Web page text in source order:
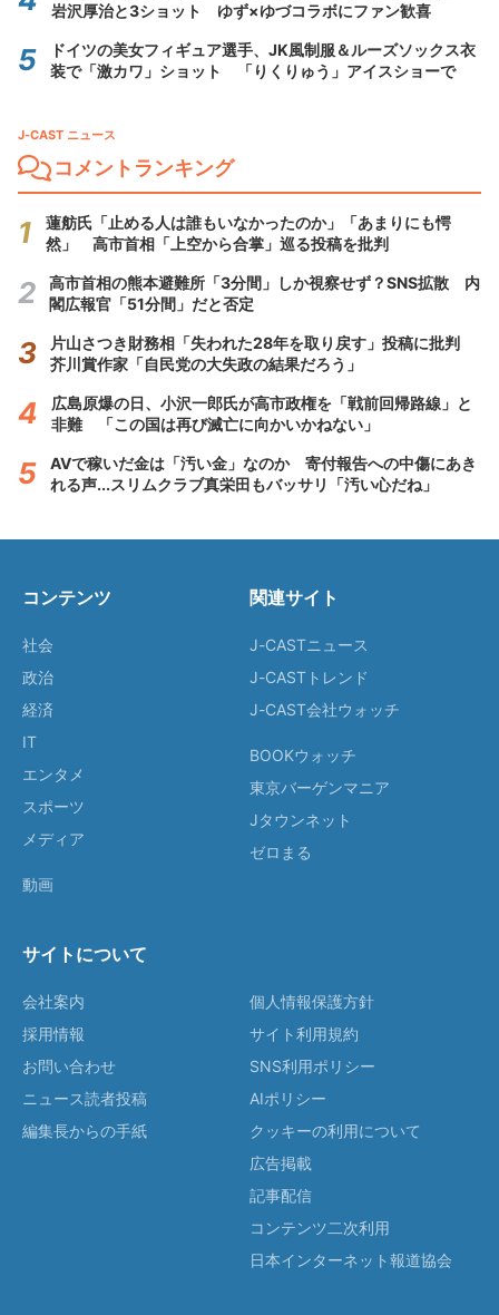
岩沢厚治と3ショット ゆず×ゆづコラボにファン歓喜
ドイツの美女フィギュア選手、JK風制服＆ルーズソックス衣
装で「激カワ」ショット 「りくりゅう」アイスショーで
J-CAST ニュース
コメントランキング
蓮舫氏「止める人は誰もいなかったのか」「あまりにも愕
然」 高市首相「上空から合掌」巡る投稿を批判
高市首相の熊本避難所「3分間」しか視察せず？SNS拡散 内
閣広報官「51分間」だと否定
片山さつき財務相「失われた28年を取り戻す」投稿に批判
芥川賞作家「自民党の大失政の結果だろう」
広島原爆の日、小沢一郎氏が高市政権を「戦前回帰路線」と
非難 「この国は再び滅亡に向かいかねない」
AVで稼いだ金は「汚い金」なのか 寄付報告への中傷にあき
れる声...スリムクラブ真栄田もバッサリ「汚い心だね」
コンテンツ
社会
政治
経済
IT
エンタメ
スポーツ
メディア
動画
関連サイト
J-CASTニュース
J-CASTトレンド
J-CAST会社ウォッチ
BOOKウォッチ
東京バーゲンマニア
Jタウンネット
ゼロまる
サイトについて
会社案内
採用情報
お問い合わせ
ニュース読者投稿
編集長からの手紙
個人情報保護方針
サイト利用規約
SNS利用ポリシー
AIポリシー
クッキーの利用について
広告掲載
記事配信
コンテンツ二次利用
日本インターネット報道協会